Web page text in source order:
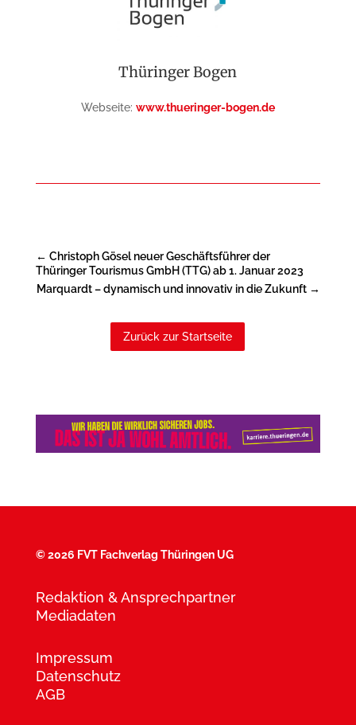
Thüringer Bogen
Webseite: www.thueringer-bogen.de
← Christoph Gösel neuer Geschäftsführer der
Thüringer Tourismus GmbH (TTG) ab 1. Januar 2023
Marquardt – dynamisch und innovativ in die Zukunft →
Zurück zur Startseite
©2026 FVT Fachverlag Thüringen UG
Redaktion & Ansprechpartner
Mediadaten
Impressum
Datenschutz
AGB